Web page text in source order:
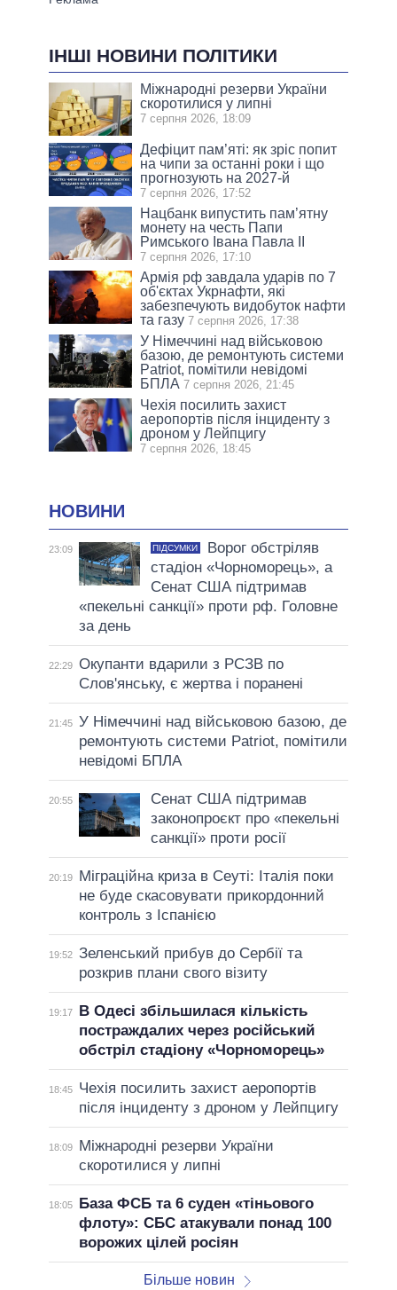
ІНШІ НОВИНИ ПОЛІТИКИ
Міжнародні резерви України
скоротилися у липні
7 серпня 2026, 18:09
Дефіцит пам’яті: як зріс попит
на чипи за останні роки і що
прогнозують на 2027-й
7 серпня 2026, 17:52
Нацбанк випустить пам’ятну
монету на честь Папи
Римського Івана Павла II
7 серпня 2026, 17:10
Армія рф завдала ударів по 7
об'єктах Укрнафти, які
забезпечують видобуток нафти
та газу 7 серпня 2026, 17:38
У Німеччині над військовою
базою, де ремонтують системи
Patriot, помітили невідомі
БПЛА 7 серпня 2026, 21:45
Чехія посилить захист
аеропортів після інциденту з
дроном у Лейпцигу
7 серпня 2026, 18:45
НОВИНИ
23:09 ПІДСУМКИ
Ворог обстріляв
стадіон «Чорноморець», а
Сенат США підтримав
«пекельні санкції» проти рф. Головне
за день
22:29 Окупанти вдарили з РСЗВ по
Слов'янську, є жертва і поранені
21:45 У Німеччині над військовою базою, де
ремонтують системи Patriot, помітили
невідомі БПЛА
20:55
Сенат США підтримав
законопроєкт про «пекельні
санкції» проти росії
20:19
Міграційна криза в Сеуті: Італія поки
не буде скасовувати прикордонний
контроль з Іспанією
19:52 Зеленський прибув до Сербії та
розкрив плани свого візиту
19:17
В Одесі збільшилася кількість
постраждалих через російський
обстріл стадіону «Чорноморець»
18:45
Чехія посилить захист аеропортів
після інциденту з дроном у Лейпцигу
18:09
Міжнародні резерви України
скоротилися у липні
18:05
База ФСБ та 6 суден «тіньового
флоту»: СБС атакували понад 100
ворожих цілей росіян
Більше новин